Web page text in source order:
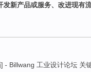
新产品或服务、改进现有
- Billwang 工业设计论坛 关